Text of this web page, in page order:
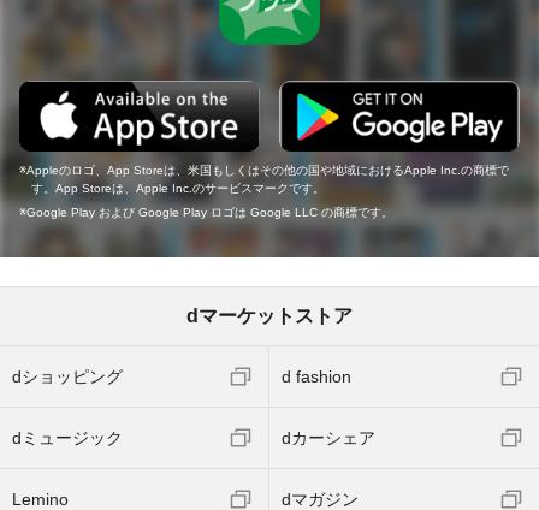
Appleのロゴ、App Storeは、米国もしくはその他の国や地域におけるApple Inc.の商標で
す。App Storeは、Apple Inc.のサービスマークです。
Google Play および Google Play ロゴは Google LLC の商標です。
dマーケットストア
dショッピング d fashion
dミュージック dカーシェア
Lemino dマガジン